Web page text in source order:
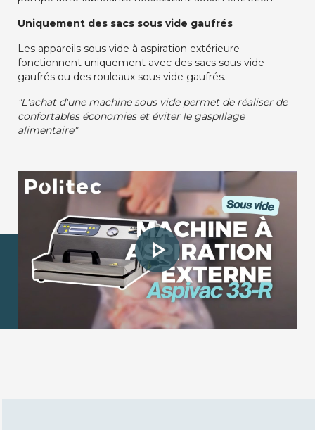
Uniquement des sacs sous vide gaufrés
Les appareils sous vide à aspiration extérieure
fonctionnent uniquement avec des sacs sous vide
gaufrés ou des rouleaux sous vide gaufrés.
"L'achat d'une machine sous vide permet de réaliser de
confortables économies et éviter le gaspillage
alimentaire"